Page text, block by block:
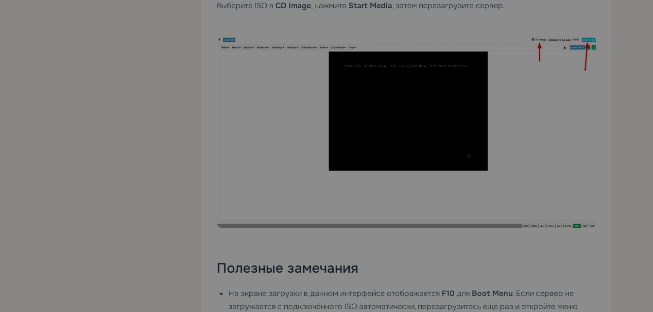
Выберите ISO в CD Image, нажмите Start Media, затем перезагрузите сервер.
Полезные замечания
На экране загрузки в данном интерфейсе отображается F10 для Boot Menu. Если сервер не
загружается с подключённого ISO автоматически, перезагрузитесь ещё раз и откройте меню